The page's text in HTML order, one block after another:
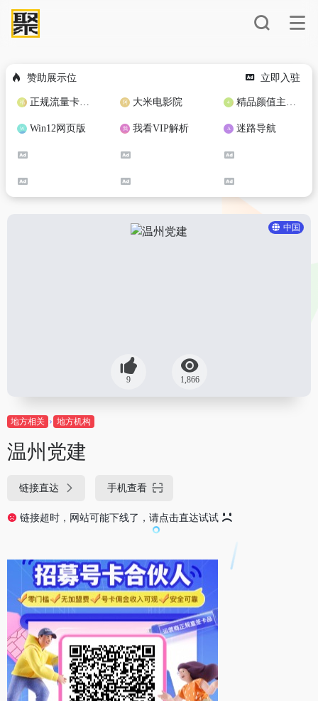
赞助展示位 立即入驻
正规流量卡免费加盟合作 大米电影院 精品颜值主播定制
Win12网页版 我看VIP解析 迷路导航
中国
9 1,866
地方相关 地方机构
温州党建
链接直达 手机查看
链接超时，网站可能下线了，请点击直达试试